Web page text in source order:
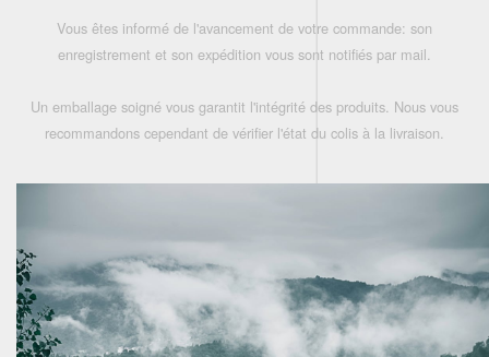
Vous êtes informé de l'avancement de votre commande: son
enregistrement et son expédition vous sont notifiés par mail.
Un emballage soigné vous garantit l'intégrité des produits. Nous vous
recommandons cependant de vérifier l'état du colis à la livraison.